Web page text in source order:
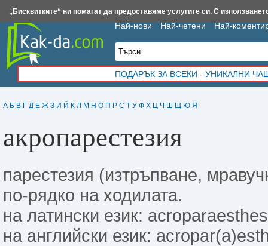
А Б В Г Д Е Ж З И Й К Л М Н О П Р С Т У Ф Х Ц Ч Ш Щ Ю Я
акропарестезия
парестезия (изтръпване,
по-рядко на ходилата.
на латински език:
на английски език:
Най-нови Най-четени Най-
ПОДАРЪК ЗА ВСЕКИ - УНИКАЛНИ
Insert.bg Framar.bg Kak-da.com Iztochnik.com BauBau.bg NewAge.bg
„Бисквитките“ ни помагат да предоставяме услугите си. С